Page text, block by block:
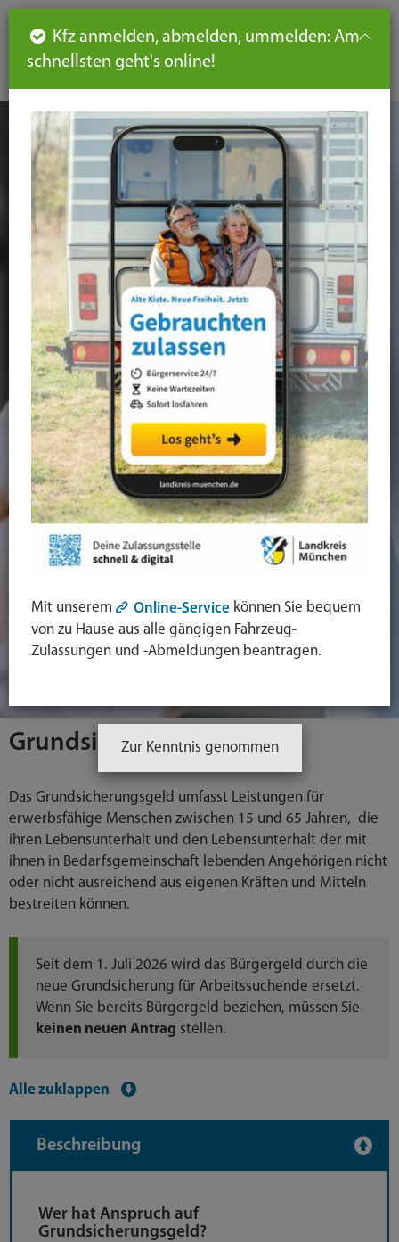
DE
Grundsicherungsgeld
Das Grundsicherungsgeld umfasst Leistungen für
erwerbsfähige Menschen zwischen 15 und 65 Jahren, die
ihren Lebensunterhalt und den Lebensunterhalt der mit
ihnen in Bedarfsgemeinschaft lebenden Angehörigen nicht
oder nicht ausreichend aus eigenen Kräften und Mitteln
bestreiten können.
Seit dem 1. Juli 2026 wird das Bürgergeld durch die
neue Grundsicherung für Arbeitssuchende ersetzt.
Wenn Sie bereits Bürgergeld beziehen, müssen Sie
keinen neuen Antrag stellen.
Alle zuklappen
Beschreibung
Wer hat Anspruch auf
Grundsicherungsgeld?
Seiteninhalt
Hauptnavigation
Seitennavigation
leichte
Sprache
Kfz anmelden, abmelden, ummelden: Am
schnellsten geht's online!
Mit unserem Online-Service können Sie bequem
von zu Hause aus alle gängigen Fahrzeug-
Zulassungen und -Abmeldungen beantragen.
Zur Kenntnis genommen